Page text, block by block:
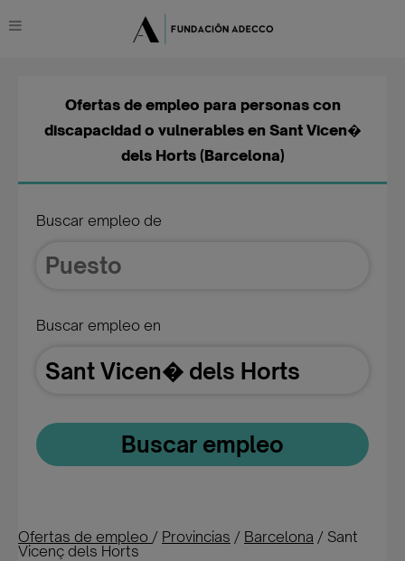
Buscar empleo de
Buscar empleo en
Buscar empleo
Ofertas de empleo para personas con
discapacidad o vulnerables en Sant Vicen�
dels Horts (Barcelona)
Ofertas de empleo / Provincias / Barcelona / Sant
Vicenç dels Horts